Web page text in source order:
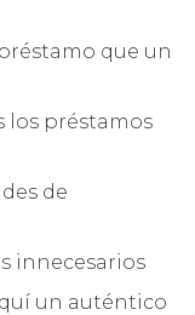
que un
los préstamos
de
innecesarios
un auténtico